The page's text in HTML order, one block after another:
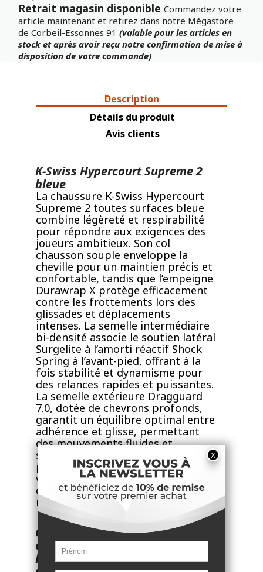
Retrait magasin disponible Commandez votre
article maintenant et retirez dans notre Mégastore
de Corbeil-Essonnes 91 (valable pour les articles en
stock et après avoir reçu notre confirmation de mise à
disposition de votre commande)
Description
Détails du produit
Avis clients
K-Swiss Hypercourt Supreme 2
bleue
La chaussure K-Swiss Hypercourt
Supreme 2 toutes surfaces bleue
combine légèreté et respirabilité
pour répondre aux exigences des
joueurs ambitieux. Son col
chausson souple enveloppe la
cheville pour un maintien précis et
confortable, tandis que l’empeigne
Durawrap X protège efficacement
contre les frottements lors des
glissades et déplacements
intenses. La semelle intermédiaire
bi-densité associe le soutien latéral
Surgelite à l’amorti réactif Shock
Spring à l’avant-pied, offrant à la
fois stabilité et dynamisme pour
des relances rapides et puissantes.
La semelle extérieure Dragguard
7.0, dotée de chevrons profonds,
garantit un équilibre optimal entre
adhérence et glisse, permettant
des mouvements fluides et
sécurisés sur terre battue. Pensée
pour les joueurs recherchant
vitesse, contrôle et confort, cette
chaussure assure performance et
réactivité à chaque échange.
Caractéristiques des
chaussures Hypercourt K-Swiss
Hypercourt Supreme 2 toutes